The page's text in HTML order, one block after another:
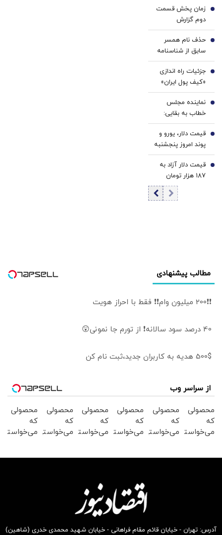
23
روزه
ساخت!
بعدی ۴۷۰۰ دلار
است؟ | عواملی که
مسیر طلا را تغییر
می‌دهند
زمان پخش قسمت
دوم گزارش
پزشکیان اعلام شد
2
حذف نام همسر
سابق از شناسنامه
امکان پذیر شد +
جزئیات و شرایط
3
جزئیات راه اندازی
«کیف پول ایران»
اعلام شد
4
نماینده مجلس
خطاب به بقایی:
شما سخنگو
هستید، نه
سخن‌نگو!
5
قیمت دلار، یورو و
پوند امروز پنجشنبه
۱۵ مرداد 1405/
کاهش قیمت دلار و
یورو
6
قیمت دلار آزاد به
187 هزار تومان
7
مطالب پیشنهادی
❗❗200 میلیون وام❗❗ فقط با احراز هویت
40 درصد سود سالانه❗ از تورم جا نمونی😲
500$ هدیه به کاربران جدید،ثبت نام کن
از سراسر وب
محصولی
که
می‌خواستی
محصولی
که
می‌خواستی
محصولی
که
می‌خواستی
بخر !
محصولی
که
می‌خواستی
بخر !
محصولی
که
می‌خواستی
محصولی
که
می‌خواستی
آدرس: تهران - خیابان قائم مقام فراهانی - خیابان شهید محمدی خدری (شاهین)